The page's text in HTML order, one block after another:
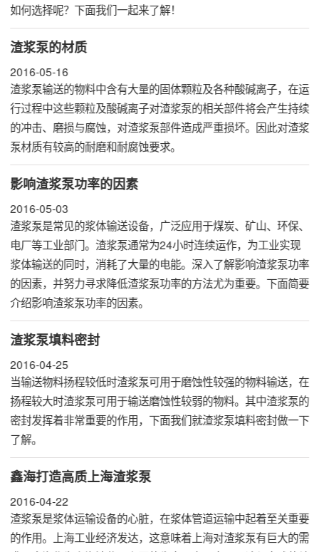
如何选择呢？下面我们一起来了解！
渣浆泵的材质
2016-05-16
渣浆泵输送的物料中含有大量的固体颗粒及各种酸碱离子，在运
行过程中这些颗粒及酸碱离子对渣浆泵的相关部件将会产生持续
的冲击、磨损与腐蚀，对渣浆泵部件造成严重损坏。因此对渣浆
泵材质有较高的耐磨和耐腐蚀要求。
影响渣浆泵功率的因素
2016-05-03
渣浆泵是常见的浆体输送设备，广泛应用于煤炭、矿山、环保、
电厂等工业部门。渣浆泵通常为24小时连续运作，为工业实现
浆体输送的同时，消耗了大量的电能。深入了解影响渣浆泵功率
的因素，并努力寻求降低渣浆泵功率的方法尤为重要。下面简要
介绍影响渣浆泵功率的因素。
渣浆泵填料密封
2016-04-25
当输送物料扬程较低时渣浆泵可用于磨蚀性较强的物料输送，在
扬程较大时渣浆泵可用于输送磨蚀性较弱的物料。其中渣浆泵的
密封发挥着非常重要的作用，下面我们就渣浆泵填料密封做一下
了解。
鑫海打造高质上海渣浆泵
2016-04-22
渣浆泵是浆体运输设备的心脏，在浆体管道运输中起着至关重要
的作用。上海工业经济发达，这意味着上海对渣浆泵有巨大的需